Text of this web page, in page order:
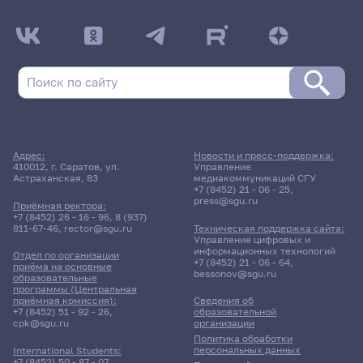
Адрес:
410012, г. Саратов, ул.
Астраханская, 83
Приёмная ректора:
+7 (8452) 26 - 16 - 96, 8 (937)
811-67-46, rector@sgu.ru
Отдел по организации
приёма на основные
образовательные
программы (Центральная
приёмная комиссия):
+7 (8452) 51 - 92 - 26,
cpk@sgu.ru
International Students:
Сведения об
образовательной
организации
Политика обработки
персональных данных
Новости и пресс-поддержка:
Управление
медиакоммуникаций СГУ
+7 (8452) 21 - 06 - 25,
press@sgu.ru
Техническая поддержка сайта:
Управление цифровых и
информационных технологий
+7 (8452) 21 - 06 - 64,
bessonov@sgu.ru